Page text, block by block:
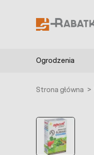
Ogrodzenia
Strona główna >